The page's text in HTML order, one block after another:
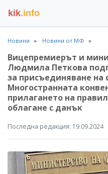
kik.info
Новини Новини от МФ
Вицепремиерът и
Людмила Петкова
за присъединяване на
Многостранната
прилагането на
облагане с данък
Последна редакция: 19.09.2024